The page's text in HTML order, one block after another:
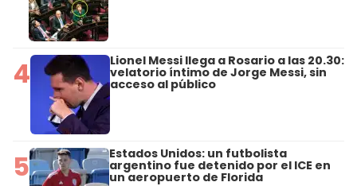
4 Lionel Messi llega a Rosario a las 20.30:
velatorio íntimo de Jorge Messi, sin
acceso al público
5 Estados Unidos: un futbolista
argentino fue detenido por el ICE en
un aeropuerto de Florida